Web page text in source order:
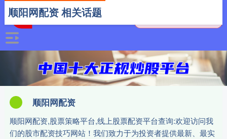
顺阳网配资
顺阳网配资,股票策略平台,线上股票配资平台查询:欢迎访问我
们的股市配资技巧网站！我们致力于为投资者提供最新、最实
顺阳网配资 相关话题